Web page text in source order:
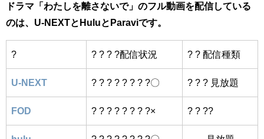
ドラマ「わたしを離さないで」のフル動画を配信している
のは、U-NEXTとHuluとParaviです。
? ? ? ? ?配信状況 ? ? 配信種類
U-NEXT ? ? ? ? ? ? ? ?〇 ? ? ? 見放題
FOD ? ? ? ? ? ? ? ?× ? ? ??